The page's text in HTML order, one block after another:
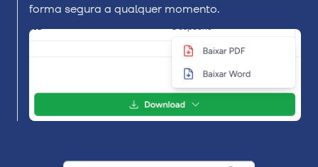
forma segura a qualquer momento.